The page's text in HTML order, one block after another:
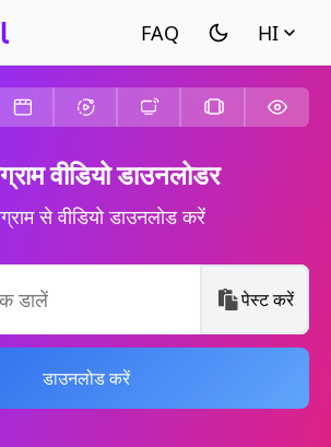
HI
वीडियो डाउनलोडर
से वीडियो डाउनलोड करें
पेस्ट करें
डाउनलोड करें